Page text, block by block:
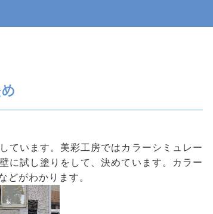
ています。美彩工房ではカラーシミュレー
に試し塗りをして、決めています。カラー
どがわかります。